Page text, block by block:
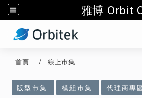
雅博 Orbit
:::
首頁 線上市集
:::
版型市集 模組市集 代理商專